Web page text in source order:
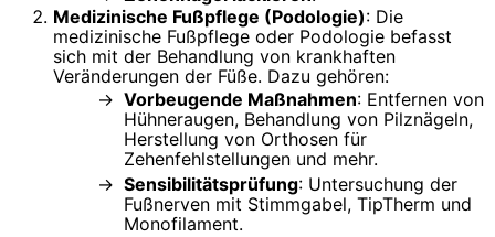
Medizinische Fußpflege (Podologie): Die
medizinische Fußpflege oder Podologie befasst
sich mit der Behandlung von krankhaften
Veränderungen der Füße. Dazu gehören:
Vorbeugende Maßnahmen: Entfernen von
Hühneraugen, Behandlung von Pilznägeln,
Herstellung von Orthosen für
Zehenfehlstellungen und mehr.
Sensibilitätsprüfung: Untersuchung der
Fußnerven mit Stimmgabel, TipTherm und
Monofilament.